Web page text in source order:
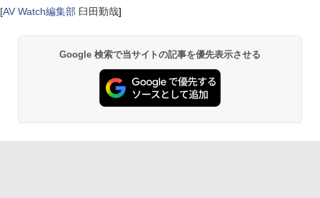
[AV Watch編集部 臼田勤哉]
Google 検索で当サイトの記事を優先表示させる